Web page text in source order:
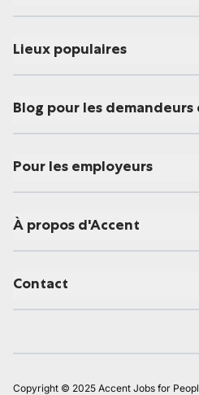
Lieux populaires
Blog pour les demandeurs
Pour les employeurs
À propos d'Accent
Contact
Copyright © 2025 Accent Jobs for